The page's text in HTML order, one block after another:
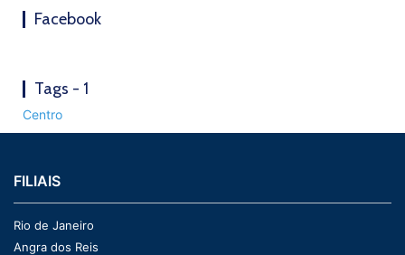
Facebook
Tags - 1
Centro
FILIAIS
Rio de Janeiro
Angra dos Reis